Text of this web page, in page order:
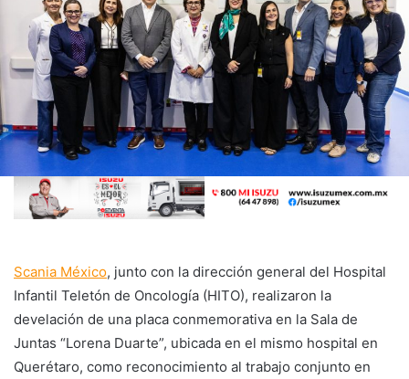
Scania México, junto con la dirección general del Hospital
Infantil Teletón de Oncología (HITO), realizaron la
develación de una placa conmemorativa en la Sala de
Juntas “Lorena Duarte”, ubicada en el mismo hospital en
Querétaro, como reconocimiento al trabajo conjunto en